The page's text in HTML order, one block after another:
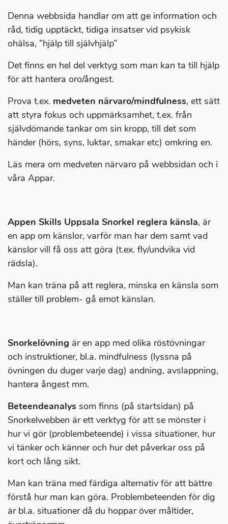
Denna webbsida handlar om att ge information och
råd, tidig upptäckt, tidiga insatser vid psykisk
ohälsa, ”hjälp till självhjälp”
Det finns en hel del verktyg som man kan ta till hjälp
för att hantera oro/ångest.
Prova t.ex. medveten närvaro/mindfulness, ett sätt
att styra fokus och uppmärksamhet, t.ex. från
självdömande tankar om sin kropp, till det som
händer (hörs, syns, luktar, smakar etc) omkring en.
Läs mera om medveten närvaro på webbsidan och i
våra Appar.
Appen Skills Uppsala Snorkel reglera känsla, är
en app om känslor, varför man har dem samt vad
känslor vill få oss att göra (t.ex. fly/undvika vid
rädsla).
Man kan träna på att reglera, minska en känsla som
ställer till problem- gå emot känslan.
Snorkelövning är en app med olika röstövningar
och instruktioner, bl.a. mindfulness (lyssna på
övningen du duger varje dag) andning, avslappning,
hantera ångest mm.
Beteendeanalys som finns (på startsidan) på
Snorkelwebben är ett verktyg för att se mönster i
hur vi gör (problembeteende) i vissa situationer, hur
vi tänker och känner och hur det påverkar oss på
kort och lång sikt.
Man kan träna med färdiga alternativ för att bättre
förstå hur man kan göra. Problembeteenden för dig
är bl.a. situationer då du hoppar över måltider,